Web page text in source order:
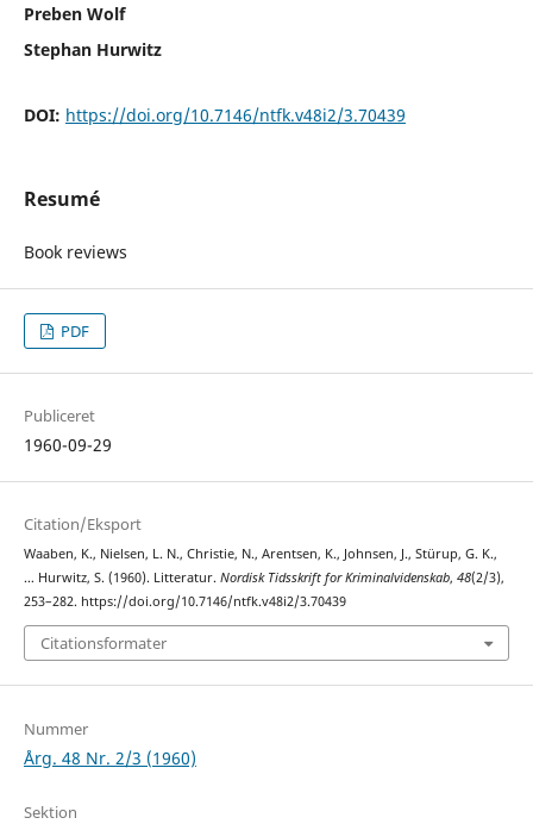
Preben Wolf
Stephan Hurwitz
DOI: https://doi.org/10.7146/ntfk.v48i2/3.70439
Resumé
Book reviews
PDF
Publiceret
1960-09-29
Citation/Eksport
Waaben, K., Nielsen, L. N., Christie, N., Arentsen, K., Johnsen, J., Stürup, G. K.,
… Hurwitz, S. (1960). Litteratur. Nordisk Tidsskrift for Kriminalvidenskab, 48(2/3),
253–282. https://doi.org/10.7146/ntfk.v48i2/3.70439
Citationsformater
Nummer
Årg. 48 Nr. 2/3 (1960)
Sektion